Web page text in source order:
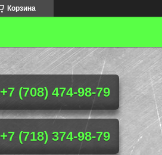
Корзина
+7 (708) 474-98-79
+7 (718) 374-98-79